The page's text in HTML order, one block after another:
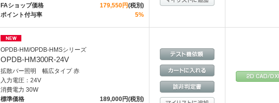
FAショップ価格
179,550円(税別)
ポイント付与率
5%
OPDB-HM/OPDB-HMSシリーズ
OPDB-HM300R-24V
拡散バー照明 幅広タイプ 赤
入力電圧：24V
消費電力 30W
標準価格
189,000円(税別)